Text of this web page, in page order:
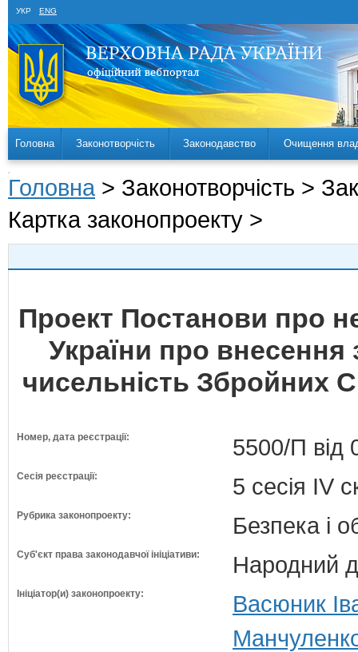
УКР ENG
Головна Законотворчість Законодавство Очищення
Головна > Законотворчість >
Картка законопроекту >
Проект Постанови про
України про внесення
чисельність Збройних
Номер, дата реєстрації: 5500/П від
Сесія реєстрації: 5 сесія IV
Рубрика законопроекту: Безпека і
Суб'єкт права законодавчої ініціативи: Народний
Ініціатор(и) законопроекту:
Васюник